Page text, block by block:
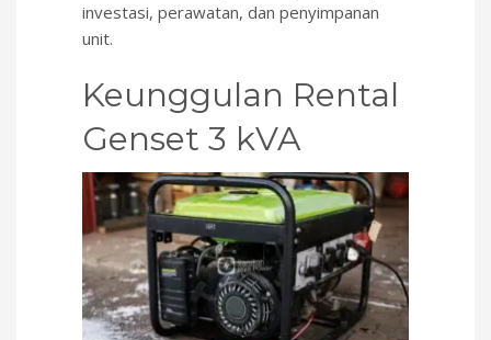
investasi, perawatan, dan penyimpanan
unit.
Keunggulan Rental
Genset 3 kVA